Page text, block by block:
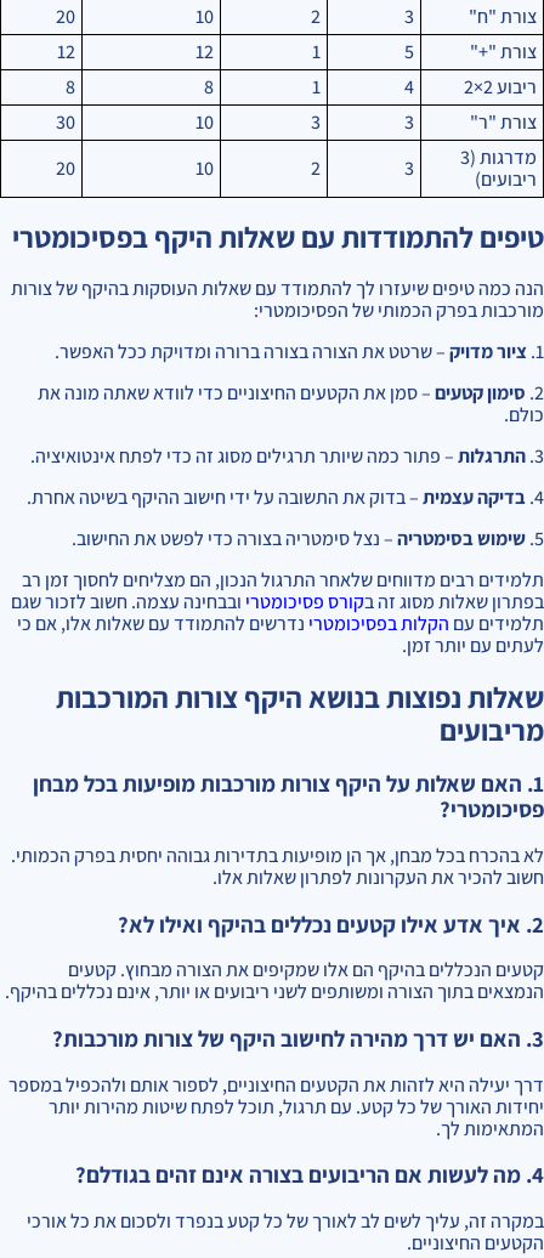
צורת "ח" 3
2
10
20
צורת "+"
5
1
12
12
ריבוע 2×2
4
1
8
8
צורת "ר"
3
3
10
30
מדרגות (3
ריבועים)
3
2
10
20
טיפים להתמודדות עם שאלות היקף בפסיכומטרי
הנה כמה טיפים שיעזרו לך להתמודד עם שאלות העוסקות בהיקף של צורות
מורכבות בפרק הכמותי של הפסיכומטרי:
1. ציור מדויק– שרטט את הצורה בצורה ברורה ומדויקת ככל האפשר.
2. סימון קטעים– סמן את הקטעים החיצוניים כדי לוודא שאתה מונה את
כולם.
3. התרגלות– פתור כמה שיותר תרגילים מסוג זה כדי לפתח אינטואיציה.
4. בדיקה עצמית– בדוק את התשובה על ידי חישוב ההיקף בשיטה אחרת.
5. שימוש בסימטריה– נצל סימטריה בצורה כדי לפשט את החישוב.
תלמידים רבים מדווחים שלאחר התרגול הנכון, הם מצליחים לחסוך זמן רב
בפתרון שאלות מסוג זה בקורס פסיכומטרי ובבחינה עצמה. חשוב לזכור שגם
תלמידים עם הקלות בפסיכומטרי נדרשים להתמודד עם שאלות אלו, אם כי
לעתים עם יותר זמן.
שאלות נפוצות בנושא היקף צורות המורכבות
מריבועים
1. האם שאלות על היקף צורות מורכבות מופיעות בכל מבחן
פסיכומטרי?
לא בהכרח בכל מבחן, אך הן מופיעות בתדירות גבוהה יחסית בפרק הכמותי.
חשוב להכיר את העקרונות לפתרון שאלות אלו.
2. איך אדע אילו קטעים נכללים בהיקף ואילו לא?
קטעים הנכללים בהיקף הם אלו שמקיפים את הצורה מבחוץ. קטעים
הנמצאים בתוך הצורה ומשותפים לשני ריבועים או יותר, אינם נכללים בהיקף.
3. האם יש דרך מהירה לחישוב היקף של צורות מורכבות?
דרך יעילה היא לזהות את הקטעים החיצוניים, לספור אותם ולהכפיל במספר
יחידות האורך של כל קטע. עם תרגול, תוכל לפתח שיטות מהירות יותר
המתאימות לך.
4. מה לעשות אם הריבועים בצורה אינם זהים בגודלם?
במקרה זה, עליך לשים לב לאורך של כל קטע בנפרד ולסכום את כל אורכי
הקטעים החיצוניים.